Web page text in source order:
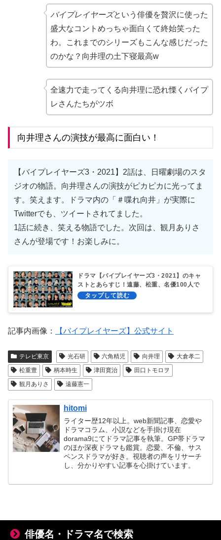
バイプレイヤーズという俳優を贅沢に使った
盛大なコントめっちゃ面白くて終始笑った
わ。これまでのシリーズもこんな感じだった
のかな？向井理の土下寝最高w
全速力で走ってくる向井理に恐れ慄くバイプ
レさんたちがツボ
向井理さんの演技が最高に面白い！
【バイプレイヤーズ3・2021】2話は、日曜劇場のスタ
ジオの物語。向井理さんの演技がピカピカに光ってま
す。笑えます。ドラマ内の「＃喋れ向井」が実際に
Twitterでも、ツイートされてました。
1話に続き、笑える物語でした。次回は、観月ありさ
さんが登場です！お楽しみに。
ドラマ【バイプレイヤーズ3・2021】のキャ
ストとあらすじ！遠藤、松重、名優100人で
映画も！
記事内画像： 【バイプレイヤーズ】公式サイト
テレビ東京 光石研 六角精児 向井理
大倉孝二
松重豊
柄本時生 津田寛治
田口トモロヲ
観月ありさ
遠藤憲一
hitomi
ライター歴12年以上。web新聞記事、恋愛や
ドラマコラム、小説などを手掛け現在
dorama9にてドラマ記事を執筆。GP帯ドラマ
のほか深夜ドラマも鑑賞。恋愛、不倫、サス
ペンスドラマが好き。視聴者の声をリサーチ
し、分かりやすい記事を心掛けています。
俳優名・ドラマ名で検索